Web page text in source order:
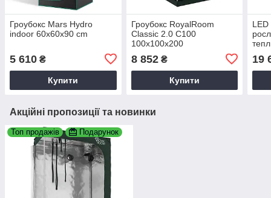
Гроубокс Mars Hydro
indoor 60x60x90 cm
5 610 ₴
Купити
Гроубокс RoyalRoom
Classic 2.0 C100
100x100x200
8 852₴
Купити
LED
19
Акційні пропозиції та новинки
Топ продажів Подарунок